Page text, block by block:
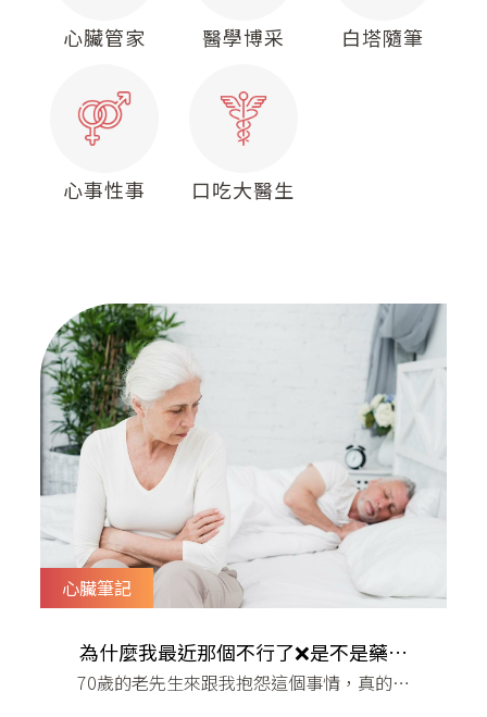
醫療團隊
熱門療程
聯絡我們
心臟管家 醫學博采 白塔隨筆
心事性事 口吃大醫生
心臟筆記
為什麼我最近那個不行了❌是不是藥物
造成的
​70歲的老先生來跟我抱怨這個事情，真的有